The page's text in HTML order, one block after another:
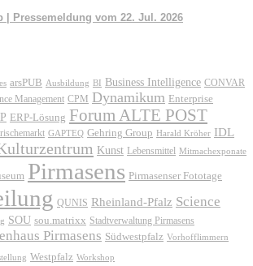
| Pressemeldung vom 22. Jul. 2026
arsPUB Ausbildung BI Business Intelligence CONVAR
Management CPM Dynamikum Enterprise
ERP-Lösung Forum ALTE POST
GAPTEQ Gehring Group Harald Kröher IDL
Kunst Lebensmittel Mitmachexponate
Pirmasens Pirmasenser Fototage
QUNIS Rheinland-Pfalz Science
SOU sou.matrixx Stadtverwaltung Pirmasens
Pirmasens Südwestpfalz Vorhofflimmern
Westpfalz Workshop